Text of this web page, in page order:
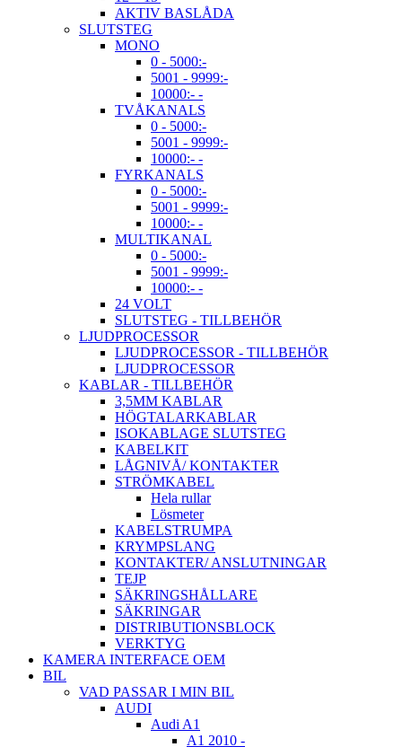
AKTIV BASLÅDA
SLUTSTEG
MONO
0 - 5000:-
5001 - 9999:-
10000:- -
TVÅKANALS
0 - 5000:-
5001 - 9999:-
10000:- -
FYRKANALS
0 - 5000:-
5001 - 9999:-
10000:- -
MULTIKANAL
0 - 5000:-
5001 - 9999:-
10000:- -
24 VOLT
SLUTSTEG - TILLBEHÖR
LJUDPROCESSOR
LJUDPROCESSOR - TILLBEHÖR
LJUDPROCESSOR
KABLAR - TILLBEHÖR
3,5MM KABLAR
HÖGTALARKABLAR
ISOKABLAGE SLUTSTEG
KABELKIT
LÅGNIVÅ/ KONTAKTER
STRÖMKABEL
Hela rullar
Lösmeter
KABELSTRUMPA
KRYMPSLANG
KONTAKTER/ ANSLUTNINGAR
TEJP
SÄKRINGSHÅLLARE
SÄKRINGAR
DISTRIBUTIONSBLOCK
VERKTYG
KAMERA INTERFACE OEM
BIL
VAD PASSAR I MIN BIL
AUDI
Audi A1
A1 2010 -